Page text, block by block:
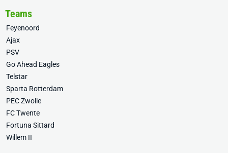
Teams
Feyenoord
Ajax
PSV
Go Ahead Eagles
Telstar
Sparta Rotterdam
PEC Zwolle
FC Twente
Fortuna Sittard
Willem II